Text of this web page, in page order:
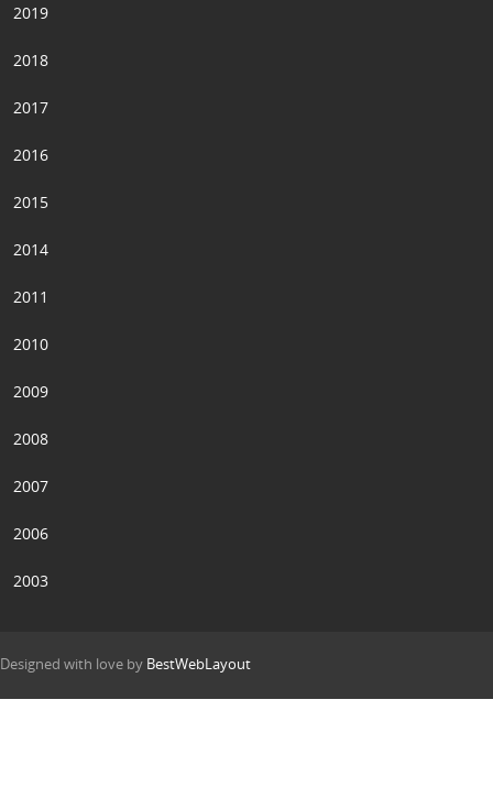
2019
2018
2017
2016
2015
2014
2011
2010
2009
2008
2007
2006
2003
Designed with love by BestWebLayout